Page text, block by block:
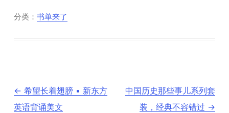
分类：书单来了
文
章
导
← 希望长着翅膀 ▪ 新东方
英语背诵美文
中国历史那些事儿系列套
装，经典不容错过 →